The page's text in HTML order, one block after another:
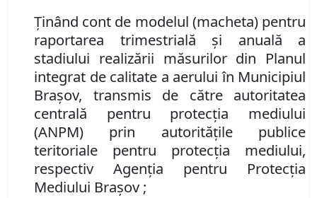
Ţinând cont de modelul (macheta) pentru
raportarea trimestrială şi anuală a
stadiului realizării măsurilor din Planul
integrat de calitate a aerului în Municipiul
Braşov, transmis de către autoritatea
centrală pentru protecţia mediului
(ANPM) prin autorităţile publice
teritoriale pentru protecţia mediului,
respectiv Agenţia pentru Protecţia
Mediului Braşov ;